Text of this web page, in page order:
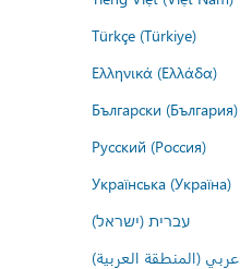
Türkçe (Türkiye)
Ελληνικά (Ελλάδα)
Български (България)
Русский (Россия)
Українська (Україна)
עברית (ישראל)
عربي (المنطقة العربية)